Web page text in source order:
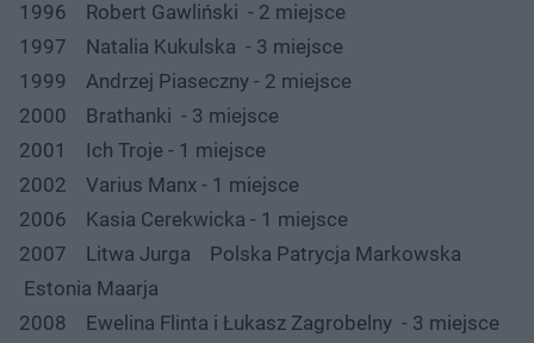
1996 Robert Gawliński - 2 miejsce
1997 Natalia Kukulska - 3 miejsce
1999 Andrzej Piaseczny - 2 miejsce
2000 Brathanki - 3 miejsce
2001 Ich Troje - 1 miejsce
2002 Varius Manx - 1 miejsce
2006 Kasia Cerekwicka - 1 miejsce
2007 Litwa Jurga Polska Patrycja Markowska
Estonia Maarja
2008 Ewelina Flinta i Łukasz Zagrobelny - 3 miejsce